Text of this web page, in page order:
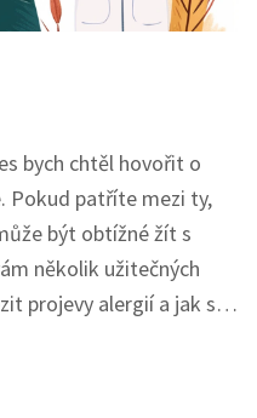
bych chtěl hovořit o
Pokud patříte mezi ty,
být obtížné žít s
několik užitečných
projevy alergií a jak si
na rady, které vám